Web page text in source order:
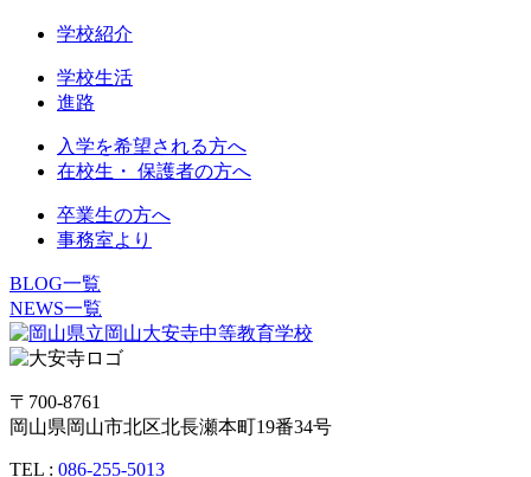
学校紹介
学校生活
進路
入学を希望される方へ
在校生・ 保護者の方へ
卒業生の方へ
事務室より
BLOG一覧
NEWS一覧
〒700-8761
岡山県岡山市北区北長瀬本町19番34号
TEL : 086-255-5013